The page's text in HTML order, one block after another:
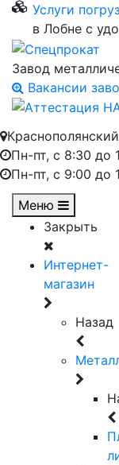
Услуги
в Лобне с
Завод
Вакансии
Пн-пт, с 8:30 до
Пн-пт, с 9:00 до
Меню
Закрыть
Интернет-
магазин
Назад